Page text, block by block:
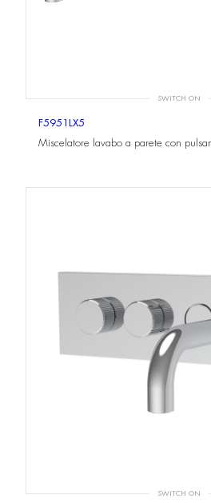
SWITCH ON
F5951LX5
Miscelatore lavabo a parete con
SWITCH ON